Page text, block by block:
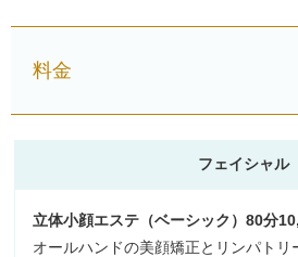
料金
フェイシャル
立体小顔エステ（ベーシック）80分
オールハンドの美顔矯正とリンパトリ